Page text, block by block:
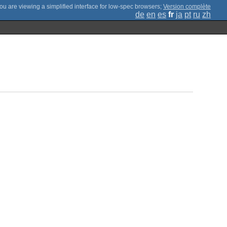
; Version complète
de en es fr ja pt ru zh